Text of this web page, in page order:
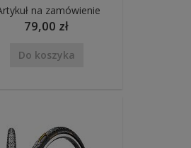
na zamówienie
79,00 zł
Do koszyka